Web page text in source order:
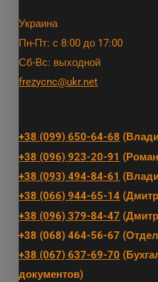
Украина
Пн-Пт: с 8:00 до 17:00
Сб-Вс: выходной
frezycnc@ukr.net
+38 (099) 650-64-68
+38 (096) 923-20-91
+38 (093) 494-84-61
+38 (066) 944-65-14
+38 (096) 379-84-47
+38 (068) 464-56-67
+38 (067) 637-69-70
документов)